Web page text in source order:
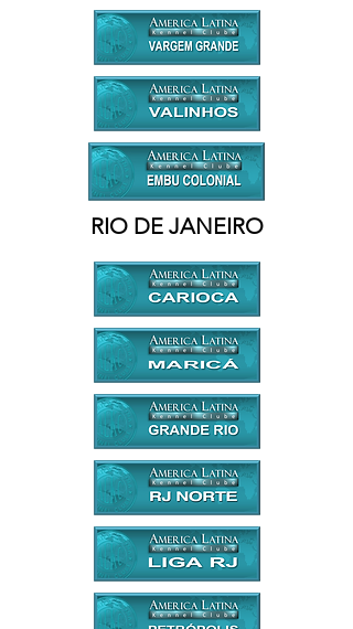
RIO DE JANEIRO